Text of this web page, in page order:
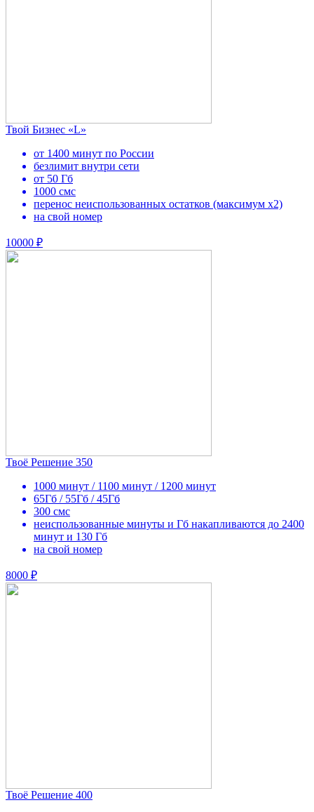
Твой Бизнес «L»
от 1400 минут по России
безлимит внутри сети
от 50 Гб
1000 смс
перенос неиспользованных остатков (максимум х2)
на свой номер
10000 ₽
Твоё Решение 350
1000 минут / 1100 минут / 1200 минут
65Гб / 55Гб / 45Гб
300 смс
неиспользованные минуты и Гб накапливаются до 2400
минут и 130 Гб
на свой номер
8000 ₽
Твоё Решение 400